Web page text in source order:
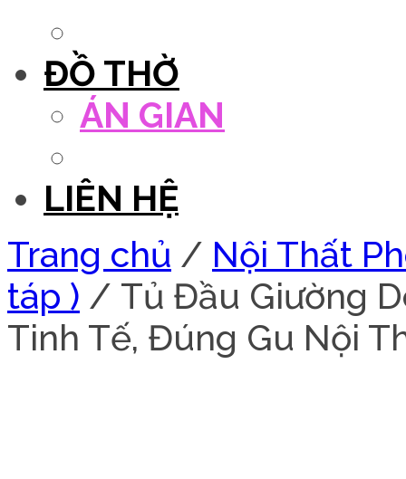
ĐỒ THỜ
ÁN GIAN
LIÊN HỆ
Trang chủ / Nội Thất
táp ) / Tủ Đầu Giường
Tinh Tế, Đúng Gu Nội